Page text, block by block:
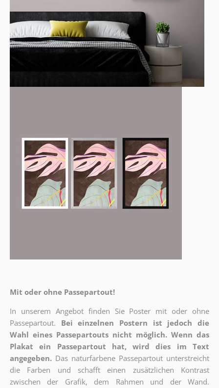
Mit oder ohne Passepartout!
In unserem Angebot finden Sie Poster mit oder ohne
Passepartout.
Bei einzelnen Postern ist jedoch die
Wahl eines Passepartouts nicht möglich. Wenn das
Plakat ein Passepartout hat, wird dies im Text
angegeben. Das naturfarbene Passepartout unterstreicht
die Farben und schafft einen zusätzlichen Kontrast
zwischen der Grafik, dem Rahmen und der Wand.